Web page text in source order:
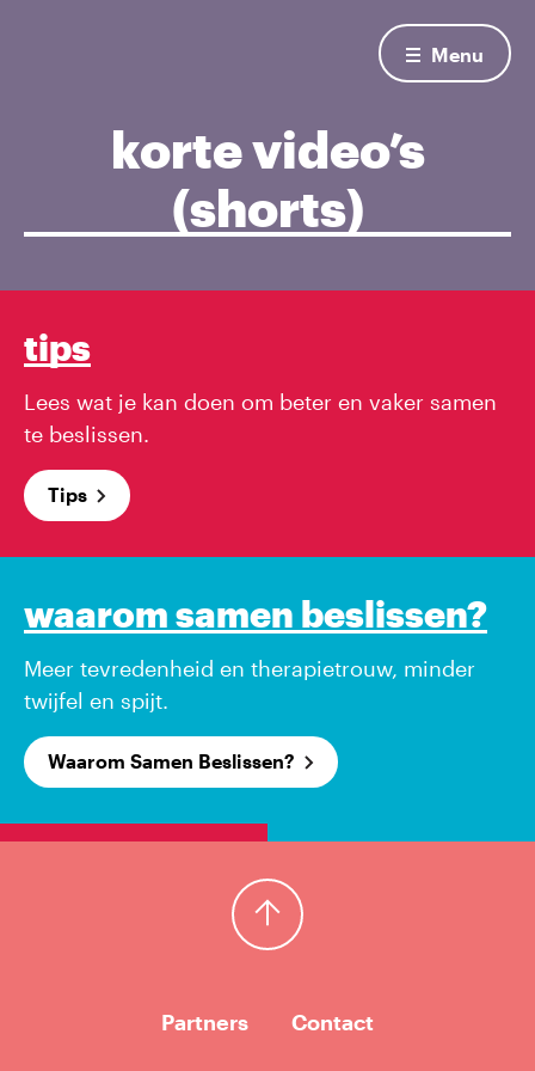
Menu
korte video’s
(shorts)
tips
Lees wat je kan doen om beter en vaker samen
te beslissen.
Tips
waarom samen beslissen?
Meer tevredenheid en therapietrouw, minder
twijfel en spijt.
Waarom Samen Beslissen?
Terug naar boven
Partners Contact